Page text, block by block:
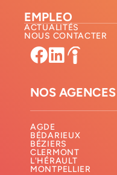
EMPLEO
ACTUALITÉS
NOUS CONTACTER​
NOS AGENCES
AGDE
BÉDARIEUX
BÉZIERS
CLERMONT
L'HÉRAULT
MONTPELLIER